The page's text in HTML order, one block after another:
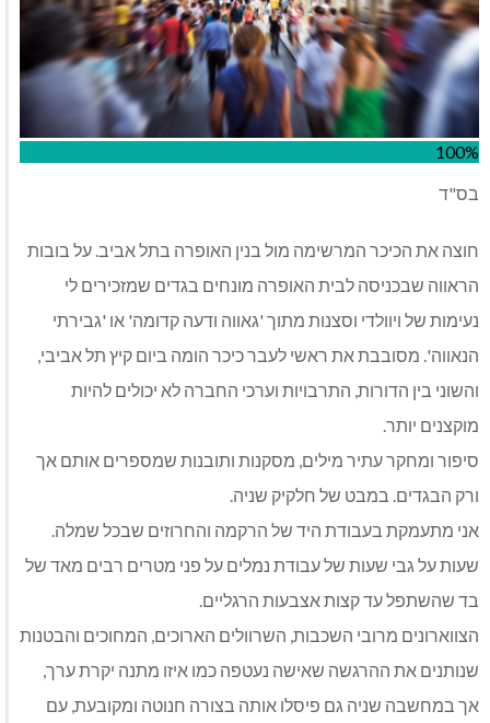
100%
בס"ד
חוצה את הכיכר המרשימה מול בנין האופרה בתל אביב. על בובות
הראווה שבכניסה לבית האופרה מונחים בגדים שמזכירים לי
נעימות של ויוולדי וסצנות מתוך 'גאווה ודעה קדומה' או 'גבירתי
הנאווה'. מסובבת את ראשי לעבר כיכר הומה ביום קיץ תל אביבי,
והשוני בין הדורות, התרבויות וערכי החברה לא יכולים להיות
מוקצנים יותר.
סיפור ומחקר עתיר מילים, מסקנות ותובנות שמספרים אותם אך
ורק הבגדים. במבט של חלקיק שניה.
אני מתעמקת בעבודת היד של הרקמה והחרוזים שבכל שמלה.
שעות על גבי שעות של עבודת נמלים על פני מטרים רבים מאד של
בד שהשתפל עד קצות אצבעות הרגליים.
הצווארונים מרובי השכבות, השרוולים הארוכים, המחוכים והבטנות
שנותנים את ההרגשה שאישה נעטפה כמו איזו מתנה יקרת ערך,
אך במחשבה שניה גם פיסלו אותה בצורה חנוטה ומקובעת, עם